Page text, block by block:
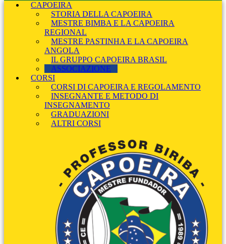
CAPOEIRA
STORIA DELLA CAPOEIRA
MESTRE BIMBA E LA CAPOEIRA
REGIONAL
MESTRE PASTINHA E LA CAPOEIRA
ANGOLA
IL GRUPPO CAPOEIRA BRASIL
ASSOCIAZIONE
CORSI
CORSI DI CAPOEIRA E REGOLAMENTO
INSEGNANTE E METODO DI
INSEGNAMENTO
GRADUAZIONI
ALTRI CORSI